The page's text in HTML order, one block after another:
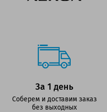
За 1 день
Соберем и доставим заказ
без выходных